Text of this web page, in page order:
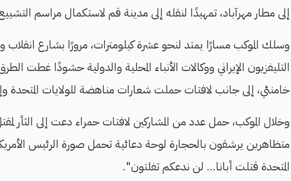
إلى مطار مهرآباد، تمهيدًا لنقله إلى مدينة قم لاستكمال مراسم
وسلك الموكب مسارًا يمتد لنحو عشرة كيلومترات، مرورًا بشارع انقلاب
التليفزيون الإيراني ووكالات الأنباء المحلية والدولية حشودًا غطت
خامنئي، إلى جانب لافتات حملت شعارات مناهضة للولايات المتحدة
وخلال الموكب، حمل عدد من المشاركين لافتات حمراء دعت إلى الثأر
متظاهرين يرشقون بالحجارة لوحة دعائية تحمل صورة الرئيس
المتحدة قتلت أبانا... لن ندعكم تفلتون".